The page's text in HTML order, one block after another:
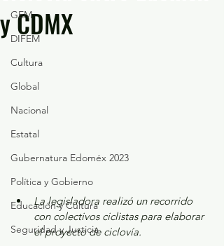
GEM
DIFEM
Cultura
Global
Nacional
Estatal
Gubernatura Edoméx 2023
Política y Gobierno
Educación y Cultura
Seguridad y Justicia
y CDMX
La legisladora realizó un recorrido
con colectivos ciclistas para elaborar
el proyecto de ciclovía.